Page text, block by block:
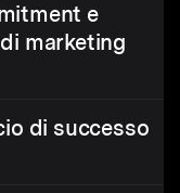
e
marketing
di successo